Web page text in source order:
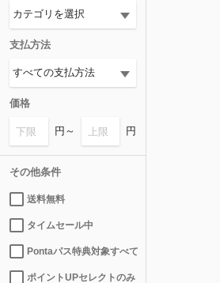
支払方法
価格
円～ 円
その他条件
送料無料
タイムセール中
Pontaパス特典対象すべて
ポイントUPセレクトのみ